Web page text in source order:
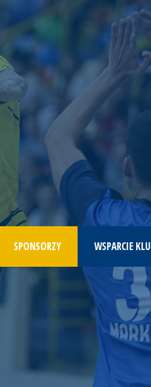
SPONSORZY WSPARCIE